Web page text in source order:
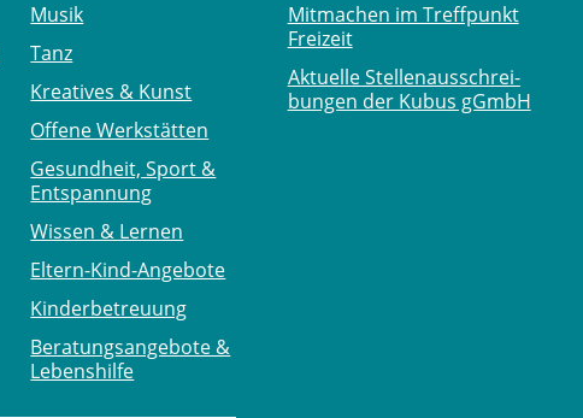
Musik
Tanz
Kreatives & Kunst
Offene Werkstätten
Gesundheit, Sport &
Entspannung
Wissen & Lernen
Eltern-Kind-Angebote
Kinderbetreuung
Beratungsangebote &
Lebenshilfe
Mitmachen im Treffpunkt
Freizeit
Aktuelle Stellen­ausschrei­
bungen der Kubus gGmbH